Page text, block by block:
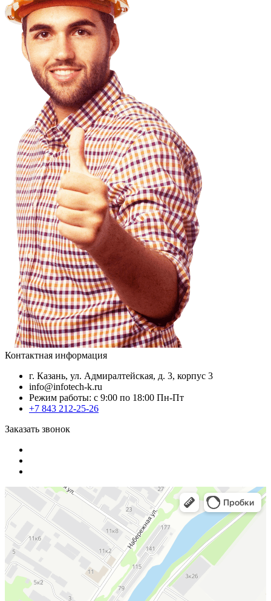
Контактная информация
г. Казань, ул. Адмиралтейская, д. 3, корпус 3
info@infotech-k.ru
Режим работы: с 9:00 по 18:00 Пн-Пт
+7 843 212-25-26
Заказать звонок